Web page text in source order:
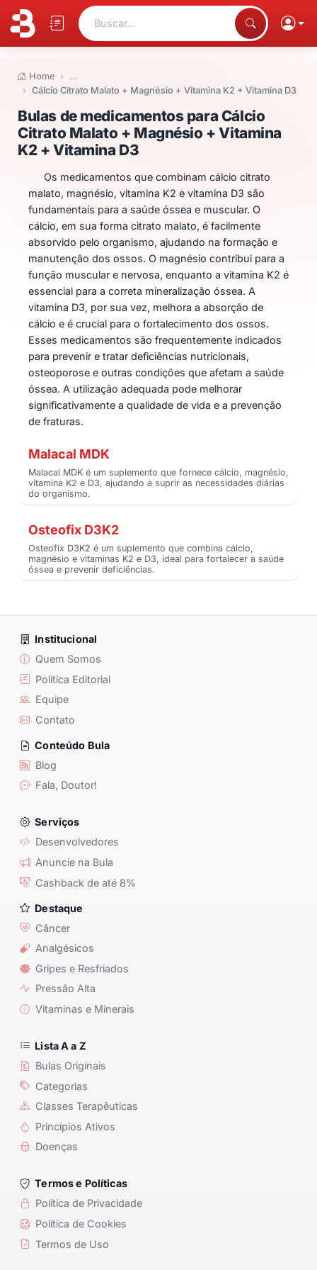
Buscar...
Home
…
Cálcio Citrato Malato + Magnésio + Vitamina K2 + Vitamina D3
Bulas de medicamentos para
Bulas de medicamentos para Cálcio
Citrato Malato + Magnésio + Vitamina
K2 + Vitamina D3
Os medicamentos que combinam cálcio citrato
malato, magnésio, vitamina K2 e vitamina D3 são
fundamentais para a saúde óssea e muscular. O
cálcio, em sua forma citrato malato, é facilmente
absorvido pelo organismo, ajudando na formação e
manutenção dos ossos. O magnésio contribui para a
função muscular e nervosa, enquanto a vitamina K2 é
essencial para a correta mineralização óssea. A
vitamina D3, por sua vez, melhora a absorção de
cálcio e é crucial para o fortalecimento dos ossos.
Esses medicamentos são frequentemente indicados
para prevenir e tratar deficiências nutricionais,
osteoporose e outras condições que afetam a saúde
óssea. A utilização adequada pode melhorar
significativamente a qualidade de vida e a prevenção
de fraturas.
Malacal MDK
Malacal MDK é um suplemento que fornece cálcio, magnésio,
vitamina K2 e D3, ajudando a suprir as necessidades diárias
do organismo.
Osteofix D3K2
Osteofix D3K2 é um suplemento que combina cálcio,
magnésio e vitaminas K2 e D3, ideal para fortalecer a saúde
óssea e prevenir deficiências.
Institucional
Quem Somos
Política Editorial
Equipe
Contato
Conteúdo Bula
Blog
Fala, Doutor!
Serviços
Desenvolvedores
Anuncie na Bula
Cashback de até 8%
Destaque
Câncer
Analgésicos
Gripes e Resfriados
Pressão Alta
Vitaminas e Minerais
Lista A a Z
Bulas Originais
Categorias
Classes Terapêuticas
Princípios Ativos
Doenças
Termos e Políticas
Política de Privacidade
Política de Cookies
Termos de Uso